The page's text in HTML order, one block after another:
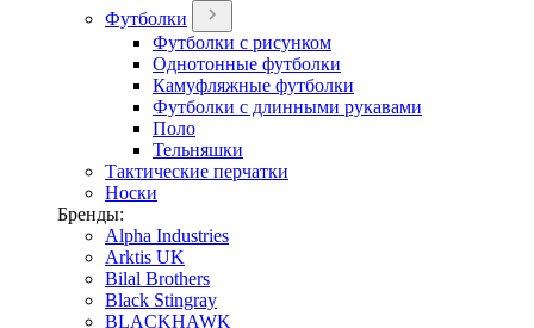
Футболки
Футболки с рисунком
Однотонные футболки
Камуфляжные футболки
Футболки с длинными рукавами
Поло
Тельняшки
Тактические перчатки
Носки
Бренды:
Alpha Industries
Arktis UK
Bilal Brothers
Black Stingray
BLACKHAWK